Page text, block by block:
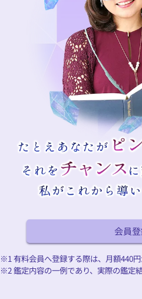
会員
※1 有料会員へ登録する際は、月額440
※2 鑑定内容の一例であり、実際の鑑定